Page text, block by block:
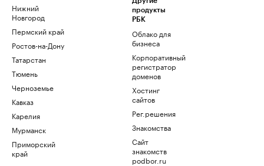
Нижний
Новгород
Пермский край
Ростов-на-Дону
Татарстан
Тюмень
Черноземье
Кавказ
Карелия
Мурманск
Приморский
край
продукты
РБК
Облако для
бизнеса
Корпоративный
регистратор
доменов
Хостинг
сайтов
Рег.решения
Знакомства
Сайт
знакомств
podbor.ru